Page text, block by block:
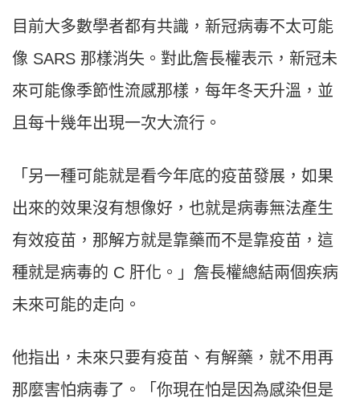
目前大多數學者都有共識，新冠病毒不太可能
像 SARS 那樣消失。對此詹長權表示，新冠未
來可能像季節性流感那樣，每年冬天升溫，並
且每十幾年出現一次大流行。
「另一種可能就是看今年底的疫苗發展，如果
出來的效果沒有想像好，也就是病毒無法產生
有效疫苗，那解方就是靠藥而不是靠疫苗，這
種就是病毒的 C 肝化。」詹長權總結兩個疾病
未來可能的走向。
他指出，未來只要有疫苗、有解藥，就不用再
那麼害怕病毒了。「你現在怕是因為感染但是